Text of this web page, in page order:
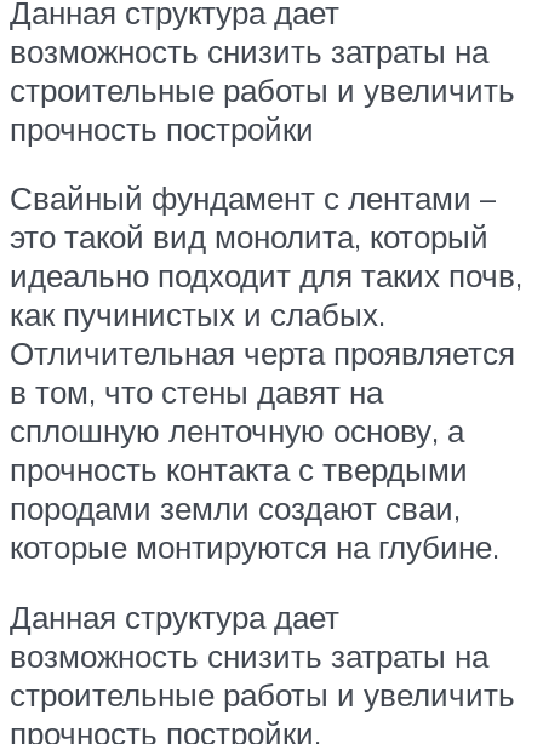
Данная структура дает
возможность снизить затраты на
строительные работы и увеличить
прочность постройки
Свайный фундамент с лентами –
это такой вид монолита, который
идеально подходит для таких почв,
как пучинистых и слабых.
Отличительная черта проявляется
в том, что стены давят на
сплошную ленточную основу, а
прочность контакта с твердыми
породами земли создают сваи,
которые монтируются на глубине.
Данная структура дает
возможность снизить затраты на
строительные работы и увеличить
прочность постройки.